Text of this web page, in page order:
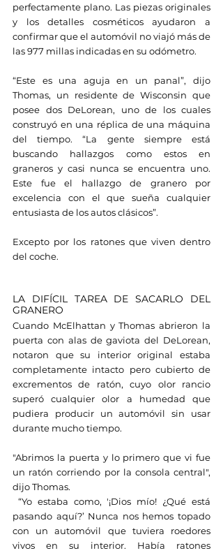
perfectamente plano. Las piezas originales
y los detalles cosméticos ayudaron a
confirmar que el automóvil no viajó más de
las 977 millas indicadas en su odómetro.
“Este es una aguja en un panal”, dijo
Thomas, un residente de Wisconsin que
posee dos DeLorean, uno de los cuales
construyó en una réplica de una máquina
del tiempo. “La gente siempre está
buscando hallazgos como estos en
graneros y casi nunca se encuentra uno.
Este fue el hallazgo de granero por
excelencia con el que sueña cualquier
entusiasta de los autos clásicos”.
Excepto por los ratones que viven dentro
del coche.
LA DIFÍCIL TAREA DE SACARLO DEL
GRANERO
Cuando McElhattan y Thomas abrieron la
puerta con alas de gaviota del DeLorean,
notaron que su interior original estaba
completamente intacto pero cubierto de
excrementos de ratón, cuyo olor rancio
superó cualquier olor a humedad que
pudiera producir un automóvil sin usar
durante mucho tiempo.
"Abrimos la puerta y lo primero que vi fue
un ratón corriendo por la consola central",
dijo Thomas.
pasando aquí?’ Nunca nos hemos topado
con un automóvil que tuviera roedores
vivos en su interior. Había ratones